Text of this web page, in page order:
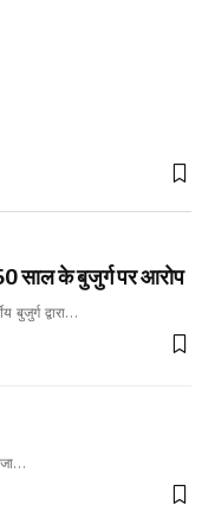
साल के बुजुर्ग पर आरोप
बुजुर्ग द्वारा…